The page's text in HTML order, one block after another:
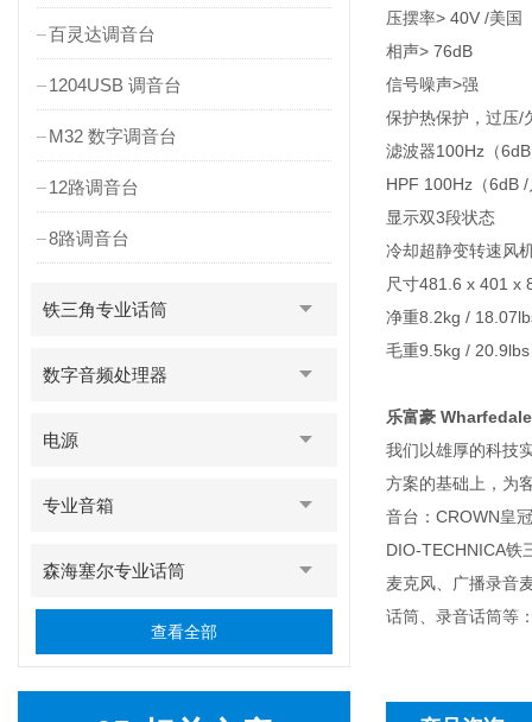
百灵达调音台
1204USB 调音台
M32 数字调音台
12路调音台
8路调音台
铁三角专业话筒
数字音频处理器
电源
专业音箱
森海塞尔专业话筒
查看全部
压摆率> 40V /美国
相声> 76dB
信号噪声>强
保护热保护，过压/
滤波器100Hz（
HPF 100Hz（6dB /
显示双3段状态
冷却超静变转速风
尺寸481.6 x 401 x
净重8.2kg /
毛重9.5kg / 20.9lbs
乐富豪
我们以雄厚的科技
方案的基础上，为
音台：CROWN皇
DIO-TECHNICA铁
麦克风、广播录音
话筒、录音话筒等